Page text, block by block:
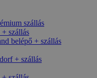
szállás
szállás
belépő + szállás
+ szállás